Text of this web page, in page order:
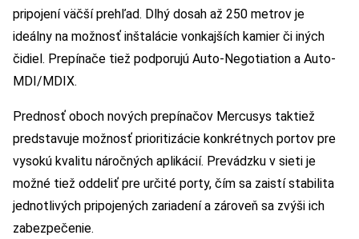
pripojení väčší prehľad. Dlhý dosah až 250 metrov je
ideálny na možnosť inštalácie vonkajších kamier či iných
čidiel. Prepínače tiež podporujú Auto-Negotiation a Auto-
MDI/MDIX.
Prednosť oboch nových prepínačov Mercusys taktiež
predstavuje možnosť prioritizácie konkrétnych portov pre
vysokú kvalitu náročných aplikácií. Prevádzku v sieti je
možné tiež oddeliť pre určité porty, čím sa zaistí stabilita
jednotlivých pripojených zariadení a zároveň sa zvýši ich
zabezpečenie.